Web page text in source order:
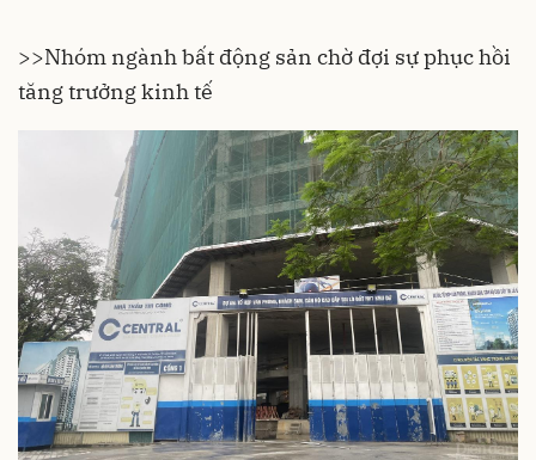
>>Nhóm ngành bất động sản chờ đợi sự phục hồi
tăng trưởng kinh tế